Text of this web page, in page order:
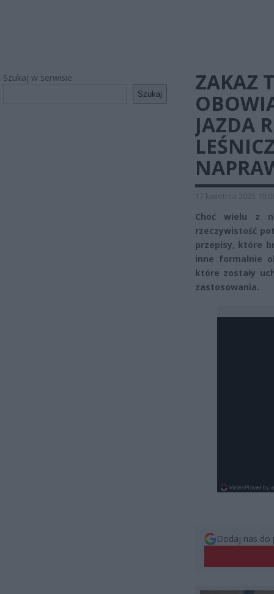
Szukaj w serwisie
Szukaj
ZAKAZ
JAZDA
17 kwietnia 2025
Choć wielu z
rzeczywistość
przepisy, które
inne formalnie
które zostały
zastosowania.
Dodaj nas do